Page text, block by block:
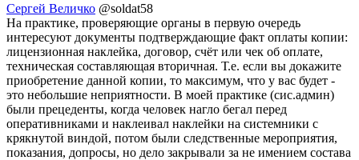
Сергей Величко @soldat58
На практике, проверяющие органы в первую очередь
интересуют документы подтверждающие факт оплаты копии:
лицензионная наклейка, договор, счёт или чек об оплате,
техническая составляющая вторичная. Т.е. если вы докажите
приобретение данной копии, то максимум, что у вас будет -
это небольшие неприятности. В моей практике (сис.админ)
были прецеденты, когда человек нагло бегал перед
оперативниками и наклеивал наклейки на системники с
крякнутой виндой, потом были следственные мероприятия,
показания, допросы, но дело закрывали за не имением состава